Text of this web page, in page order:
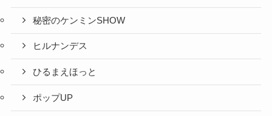
秘密のケンミンSHOW
ヒルナンデス
ひるまえほっと
ポップUP